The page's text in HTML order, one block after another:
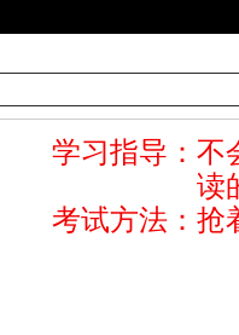
学习指导： 不
读的同
考试方法：抢